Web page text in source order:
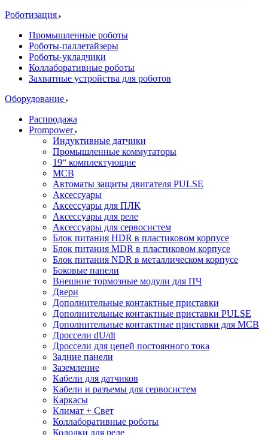
Роботизация
Промышленные роботы
Роботы-паллетайзеры
Роботы-укладчики
Коллаборативные роботы
Захватные устройства для роботов
Оборудование
Распродажа
Prompower
Индуктивные датчики
Промышленные коммутаторы
19“ комплектующие
MCB
Автоматы защиты двигателя PULSE
Аксессуары
Аксессуары для ПЛК
Аксессуары для реле
Аксессуары для сервосистем
Блок питания HDR в пластиковом корпусе
Блок питания MDR в пластиковом корпусе
Блок питания NDR в металлическом корпусе
Боковые панели
Внешние тормозные модули для ПЧ
Двери
Дополнительные контактные приставки
Дополнительные контактные приставки PULSE
Дополнительные контактные приставки для MCB
Дроссели dU/dt
Дроссели для цепей постоянного тока
Задние панели
Заземление
Кабели для датчиков
Кабели и разъемы для сервосистем
Каркасы
Климат + Свет
Коллаборативные роботы
Колодки для реле